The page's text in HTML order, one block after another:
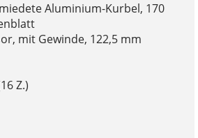
Aluminium-Kurbel, 170
mit Gewinde, 122,5 mm
Z.)